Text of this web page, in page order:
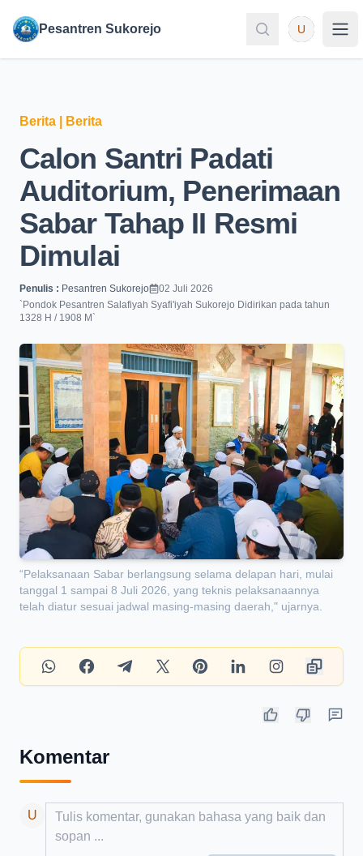
Pesantren Sukorejo
Pesantren Sukorejo User
U
Berita Berita
Calon Santri Padati
Auditorium, Penerimaan
Sabar Tahap II Resmi
Dimulai
Penulis : Pesantren Sukorejo
02 Juli 2026
` Pondok Pesantren Salafiyah Syafi'iyah Sukorejo Didirikan pada tahun
1328 H / 1908 M `
“Pelaksanaan Sabar berlangsung selama delapan hari, mulai
tanggal 1 sampai 8 Juli 2026, yang teknis pelaksanaannya
telah diatur sesuai jadwal masing-masing daerah," ujarnya.
Komentar
U Add your comment